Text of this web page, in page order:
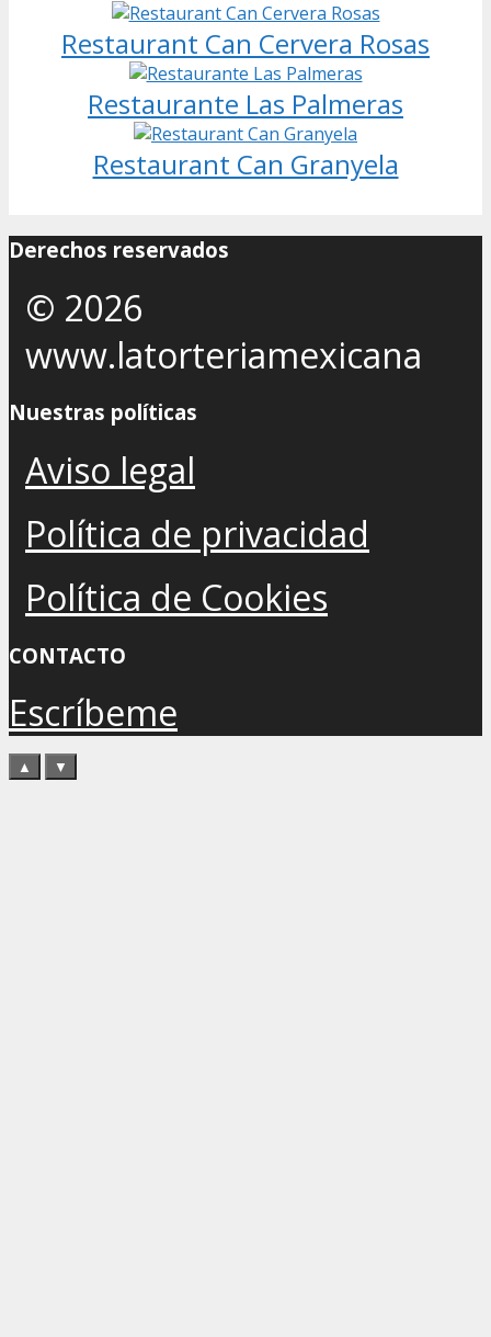
Restaurant Can Cervera Rosas
Restaurante Las Palmeras
Restaurant Can Granyela
Derechos reservados
© 2026
www.latorteriamexicana
Nuestras políticas
Aviso legal
Política de privacidad
Política de Cookies
CONTACTO
Escríbeme
▲ ▼